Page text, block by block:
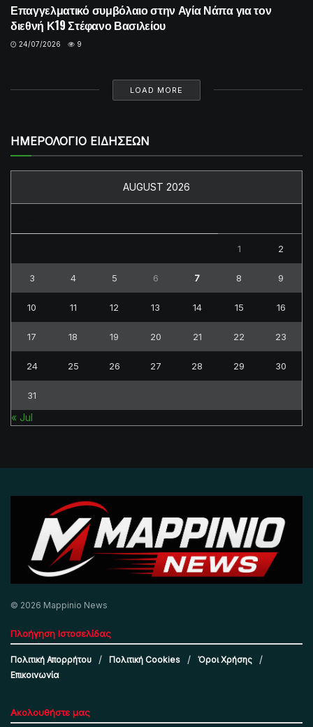
Επαγγελματικό συμβόλαιο στην Αγία Νάπα για τον
διεθνή Κ19 Στέφανο Βασιλείου
24/07/2026 9
LOAD MORE
ΗΜΕΡΟΛΟΓΙΟ ΕΙΔΗΣΕΩΝ
AUGUST 2026
1 2
3 4 5 6 7 8 9
10 11 12 13 14 15 16
17 18 19 20 21 22 23
24 25 26 27 28 29 30
31
« Jul
© 2026 Mappinio News
Πλοήγηση Ιστοσελίδας
Πολιτική Απορρήτου Πολιτική Cookies
Όροι Χρήσης
Επικοινωνία
Ακολουθήστε μας